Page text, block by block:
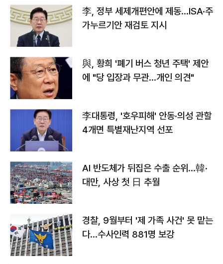
李, 정부 세제개편안에 제동…ISA·주
가누르기안 재검토 지시
與, 황희 '폐기 버스 청년 주택' 제안
에 "당 입장과 무관…개인 의견"
李대통령, '호우피해' 안동·의성 관할
4개면 특별재난지역 선포
AI 반도체가 뒤집은 수출 순위…韓·
대만, 사상 첫 日 추월
경찰, 9월부터 '제 가족 사건' 못 맡는
다…수사인력 881명 보강